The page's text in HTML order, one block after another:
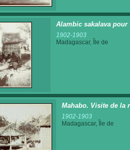
Alambic sakalava pour
1902-1903
Madagascar, Île de
Mahabo. Visite de la
1902-1903
Madagascar, Île de